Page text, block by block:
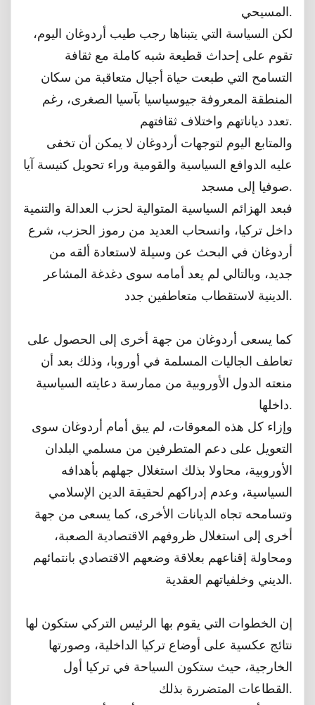
المسيحي.
لكن السياسة التي يتبناها رجب طيب أردوغان اليوم،
تقوم على إحداث قطيعة شبه كاملة مع ثقافة
التسامح التي طبعت حياة أجيال متعاقبة من سكان
المنطقة المعروفة جيوسياسيا بآسيا الصغرى، رغم
تعدد دياناتهم واختلاف ثقافتهم.
والمتابع اليوم لتوجهات أردوغان لا يمكن أن تخفى
عليه الدوافع السياسية والقومية وراء تحويل كنيسة آيا
صوفيا إلى مسجد.
فبعد الهزائم السياسية المتوالية لحزب العدالة والتنمية
داخل تركيا، وانسحاب العديد من رموز الحزب، شرع
أردوغان في البحث عن وسيلة لاستعادة ألقه من
جديد، وبالتالي لم يعد أمامه سوى دغدغة المشاعر
الدينية لاستقطاب متعاطفين جدد.
كما يسعى أردوغان من جهة أخرى إلى الحصول على
تعاطف الجاليات المسلمة في أوروبا، وذلك بعد أن
منعته الدول الأوروبية من ممارسة دعايته السياسية
داخلها.
وإزاء كل هذه المعوقات، لم يبق أمام أردوغان سوى
التعويل على دعم المتطرفين من مسلمي البلدان
الأوروبية، محاولا بذلك استغلال جهلهم بأهدافه
السياسية، وعدم إدراكهم لحقيقة الدين الإسلامي
وتسامحه تجاه الديانات الأخرى، كما يسعى من جهة
أخرى إلى استغلال ظروفهم الاقتصادية الصعبة،
ومحاولة إقناعهم بعلاقة وضعهم الاقتصادي بانتمائهم
الديني وخلفياتهم العقدية.
إن الخطوات التي يقوم بها الرئيس التركي ستكون لها
نتائج عكسية على أوضاع تركيا الداخلية، وصورتها
الخارجية، حيث ستكون السياحة في تركيا أول
القطاعات المتضررة بذلك.